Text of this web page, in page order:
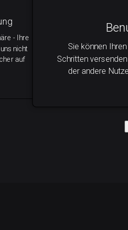
Sie können
Schritten
der andere
- Ihre
nicht
auf